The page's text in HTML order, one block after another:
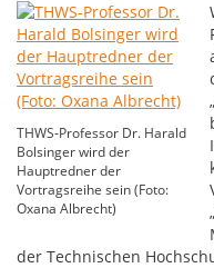
THWS-Professor Dr. Harald
Bolsinger wird der
Hauptredner der
Vortragsreihe sein (Foto:
Oxana Albrecht)
der Technischen